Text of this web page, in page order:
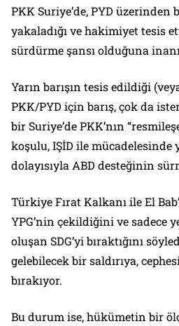
PKK Suriye’de, PYD üzerinden
yakaladığı ve hakimiyet tesis
sürdürme şansı olduğuna
Yarın barışın tesis edildiği
PKK/PYD için barış, çok da
bir Suriye’de PKK’nın
koşulu, IŞİD ile mücadelesinde
dolayısıyla ABD desteğinin
Türkiye Fırat Kalkanı ile El
YPG’nin çekildiğini ve sadece
oluşan SDG’yi bıraktığını
gelebilecek bir saldırıya,
bırakıyor.
Bu durum ise, hükümetin bir